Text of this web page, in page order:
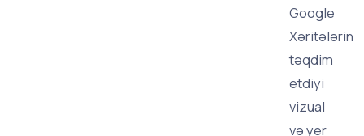
Google
Xəritələrin
təqdim
etdiyi
vizual
və yer